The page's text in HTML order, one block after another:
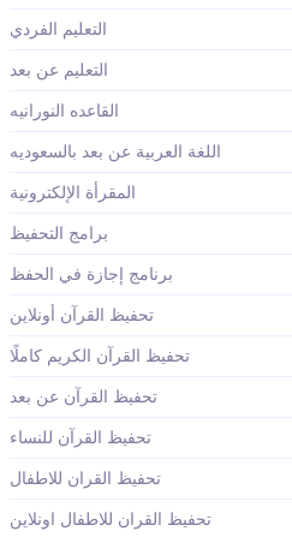
التعليم الفردي
التعليم عن بعد
القاعده النورانيه
اللغة العربية عن بعد بالسعوديه
المقرأة الإلكترونية
برامج التحفيظ
برنامج إجازة في الحفظ
تحفيظ القرآن أونلاين
تحفيظ القرآن الكريم كاملًا
تحفيظ القرآن عن بعد
تحفيظ القرآن للنساء
تحفيظ القران للاطفال
تحفيظ القران للاطفال اونلاين